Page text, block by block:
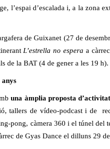
l’espai d’escalada i, a la zona
de Guixanet (27 de
L’estrella no espera a
de la BAT (4 de gener a les 19 h).
anys
una àmplia proposta
tallers de vídeo-podcast i de
pong, càmera 360 i el túnel del
de Gyas Dance el dilluns 29